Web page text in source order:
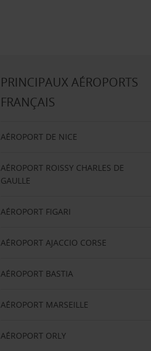
PRINCIPAUX AÉROPORTS
FRANÇAIS
AÉROPORT DE NICE
AÉROPORT ROISSY CHARLES DE
GAULLE
AÉROPORT FIGARI
AÉROPORT AJACCIO CORSE
AÉROPORT BASTIA
AÉROPORT MARSEILLE
AÉROPORT ORLY